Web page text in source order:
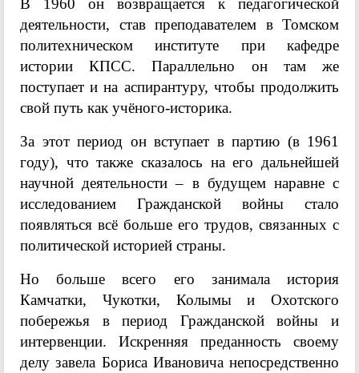
В 1960 он возвращается к педагогической
деятельности, став преподавателем в Томском
политехническом институте при кафедре
истории КПСС. Параллельно он там же
поступает и на аспирантуру, чтобы продолжить
свой путь как учёного-историка.
За этот период он вступает в партию (в 1961
году), что также сказалось на его дальнейшей
научной деятельности – в будущем наравне с
исследованием Гражданской войны стало
появляться всё больше его трудов, связанных с
политической историей страны.
Но больше всего его занимала история
Камчатки, Чукотки, Колымы и Охотского
побережья в период Гражданской войны и
интервенции. Искренняя преданность своему
делу завела Бориса Ивановича непосредственно